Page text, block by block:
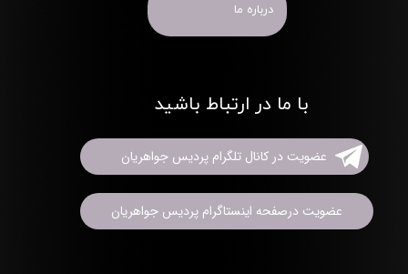
درباره ما
با ما در ارتباط باشید
عضویت در کانال تلگرام پردیس جواهریان
عضویت درصفحه اینستاگرام پردیس جواهریان